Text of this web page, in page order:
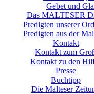
Gebet und
Das MALTESER
Predigten unserer
Predigten aus der
Kontakt
Kontakt zum
Kontakt zu den
Presse
Buchtipp
Die Malteser